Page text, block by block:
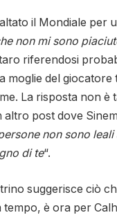
il Mondiale per
non mi sono
riferendosi
moglie del giocatore
La risposta non è
post dove
non sono leali
di te“.
suggerisce ciò
tempo, è ora per